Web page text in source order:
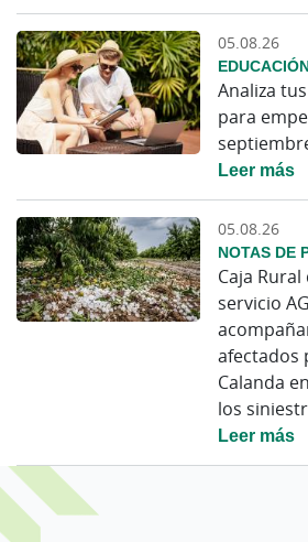
05.08.26
Analiza
para
Leer más
05.08.26
NOTAS DE
Caja
servicio
afectados
Calanda
los
Leer más